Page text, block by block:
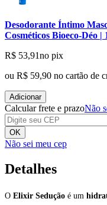
Desodorante Íntimo
Cosméticos Bioeco-Déo |
R$ 53,91no pix
ou R$ 59,90 no cartão de
Adicionar
Calcular frete e prazoNão
OK
Não sei meu cep
Detalhes
O Elixir Sedução é um